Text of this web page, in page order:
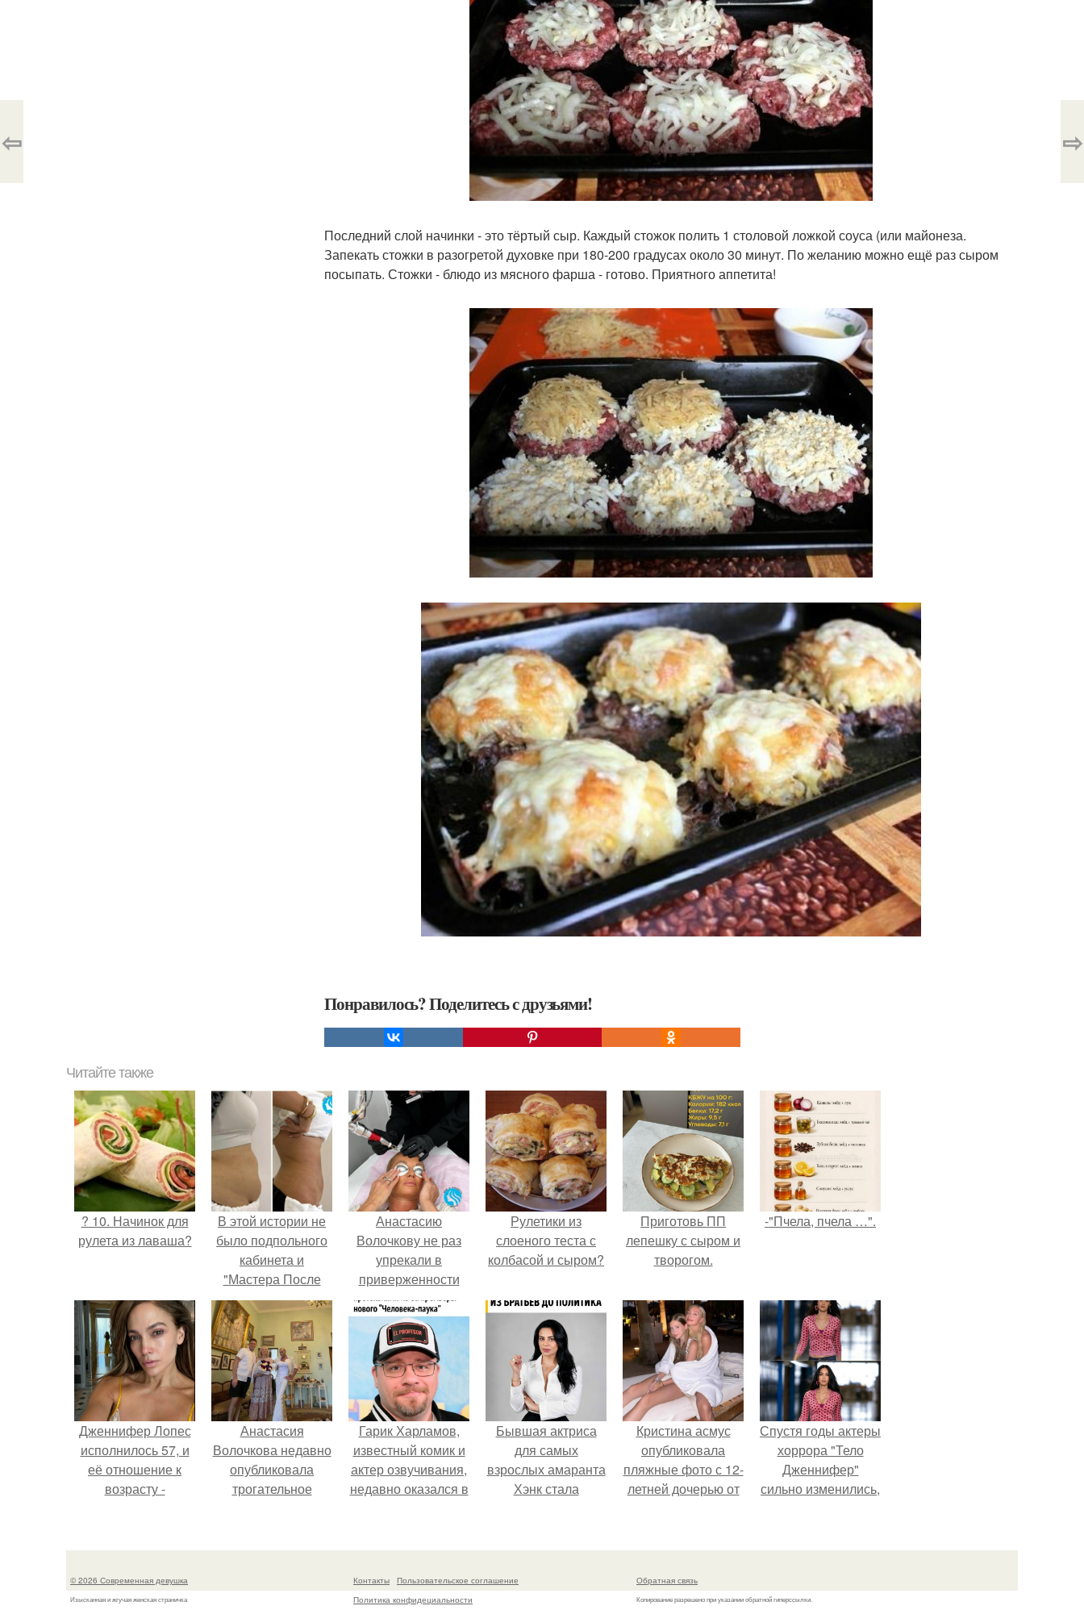
Последний слой начинки - это тёртый сыр. Каждый стожок полить 1 столовой ложкой соуса (или майонеза.
Запекать стожки в разогретой духовке при 180-200 градусах около 30 минут. По желанию можно ещё раз сыром
посыпать. Стожки - блюдо из мясного фарша - готово. Приятного аппетита!
Понравилось? Поделитесь с друзьями!
⇦ ⇨
Читайте также
? 10. Начинок для
рулета из лаваша?
В этой истории не
было подпольного
кабинета и
"Мастера После
Двухнедельных
Курсов".
Анастасию
Волочкову не раз
упрекали в
приверженности
устаревшим бьюти -
процедурам.
Рулетики из
слоеного теста с
колбасой и сыром?
Приготовь ПП
лепешку с сыром и
творогом.
-"Пчела, пчела …".
Дженнифер Лопес
исполнилось 57, и
её отношение к
возрасту -
уверенности: "не
отлично выгляжу
для 57.
Анастасия
Волочкова недавно
опубликовала
трогательное
которой она
Гарик Харламов,
известный комик и
актер озвучивания,
недавно оказался в
над озвучкой
колобка.
Бывшая актриса
для самых
взрослых амаранта
Хэнк стала
Кристина асмус
опубликовала
пляжные фото с 12-
летней дочерью от
Спустя годы актеры
хоррора "Тело
Дженнифер"
сильно изменились,
кумиров до
© 2026 Современная девушка
Изысканная и жгучая женская страничка
Контакты
Пользовательское соглашение
Политика конфидециальности
Обратная связь
Копирование разрешено при указании обратной гиперссылки.